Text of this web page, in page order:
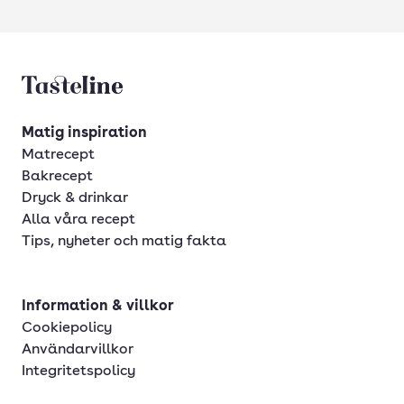
Tasteline startsida
Matig inspiration
Matrecept
Bakrecept
Dryck & drinkar
Alla våra recept
Tips, nyheter och matig fakta
Information & villkor
Cookiepolicy
Användarvillkor
Integritetspolicy